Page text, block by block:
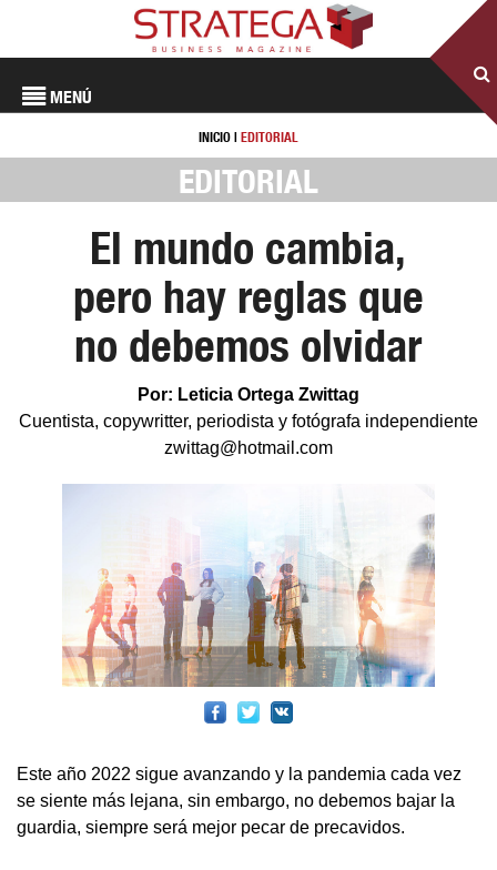
MENÚ
INICIO | EDITORIAL
EDITORIAL
El mundo cambia,
pero hay reglas que
no debemos olvidar
Por: Leticia Ortega Zwittag
Cuentista, copywritter, periodista y fotógrafa independiente
zwittag@hotmail.com
Este año 2022 sigue avanzando y la pandemia cada vez
se siente más lejana, sin embargo, no debemos bajar la
guardia, siempre será mejor pecar de precavidos.